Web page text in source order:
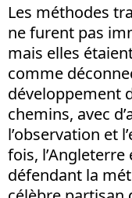
Les méthodes
ne furent pas
mais elles
comme
développement
chemins, avec
l’observation et
fois, l’Angleterre
défendant la